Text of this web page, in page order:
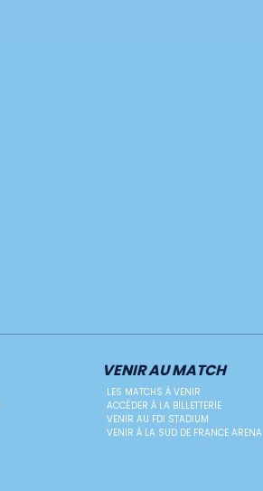
VENIR AU MATCH
LES MATCHS À VENIR
ACCÉDER À LA BILLETTERIE
VENIR AU FDI STADIUM
VENIR À LA SUD DE FRANCE ARENA